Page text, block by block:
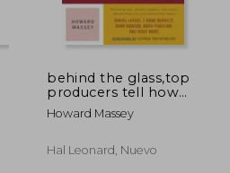
behind the glass,top
producers tell how
they craft the hits
Howard Massey
Hal Leonard, Nuevo